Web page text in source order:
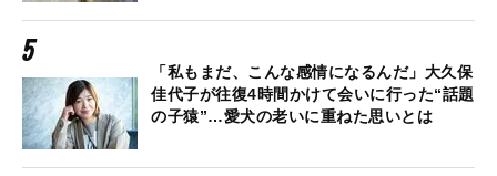
「私もまだ、こんな感情になるんだ」大久保
佳代子が往復4時間かけて会いに行った“話題
の子猿”…愛犬の老いに重ねた思いとは